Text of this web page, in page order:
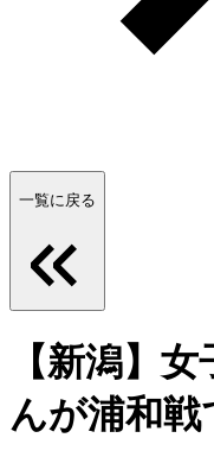
一覧に戻る
【新潟】
んが浦和戦